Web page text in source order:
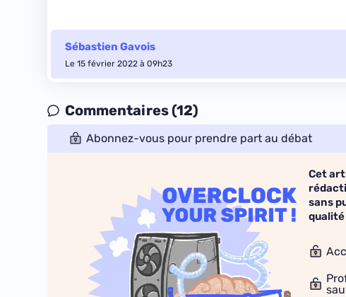
Sébastien Gavois
Le 15 février 2022 à 09h23
Commentaires (12)
Abonnez-vous pour prendre part au débat
Cet
sans
qualité